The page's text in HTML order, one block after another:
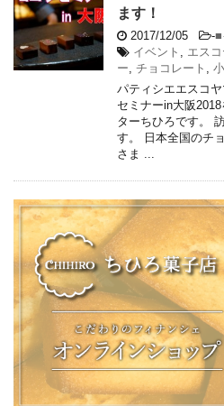
ます！
2017/12/05 -■
イベント
エス
ー チョコレート
パティシエエスコ
セミナーin大阪
ターちひろです。
す。 日本全国のチ
さま ...